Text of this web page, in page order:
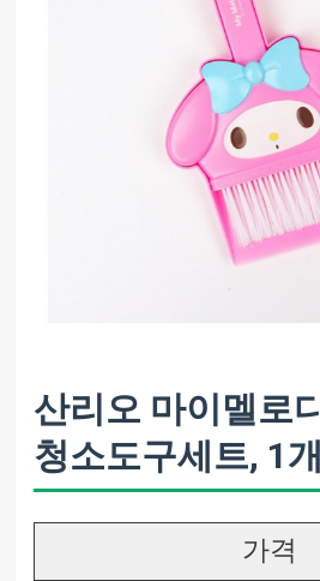
산리오 마이멜로디
청소도구세트, 1개
가격